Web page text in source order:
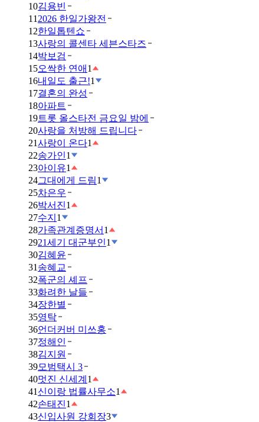
10김용빈
11 2026 한일가왕전
12한일톱텐쇼
13사랑의 콜센타 세븐스타즈
14박보검
15오싹한 연애 1
16내일도 출근!1
17결혼의 완성
18아파트
19트롯 올스타전 금요일 밤에
20사랑을 처방해 드립니다
21사랑이 온다1
22송가인1
23아이유1
24그대에게 드림1
25차은우
26박서진1
27수지 1
28가족관계증명서 1
2921세기 대군부인1
30김혜윤
31 송혜교
32폭군의 셰프
33화려한 날들
34장한별
35영탁
36언더커버 미쓰홍
37정해인
38김지원
39모범택시 3
40멋진 신세계 1
41 신이랑 법률사무소1
42손태진1
43신입사원 강회장3